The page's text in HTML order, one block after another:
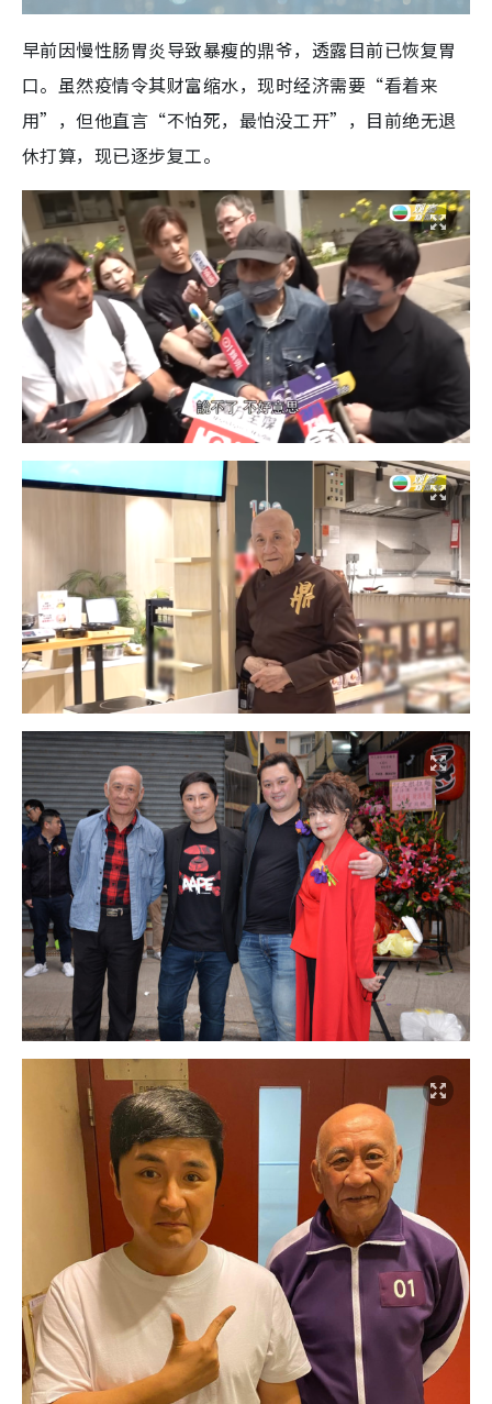
早前因慢性肠胃炎导致暴瘦的鼎爷，透露目前已恢复胃
口。虽然疫情令其财富缩水，现时经济需要“看着来
用”，但他直言“不怕死，最怕没工开”，目前绝无退
休打算，现已逐步复工。